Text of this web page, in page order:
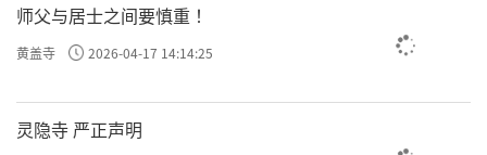
师父与居士之间要慎重 ！
黄盖寺 2026-04-17 14:14:25
灵隐寺 严正声明